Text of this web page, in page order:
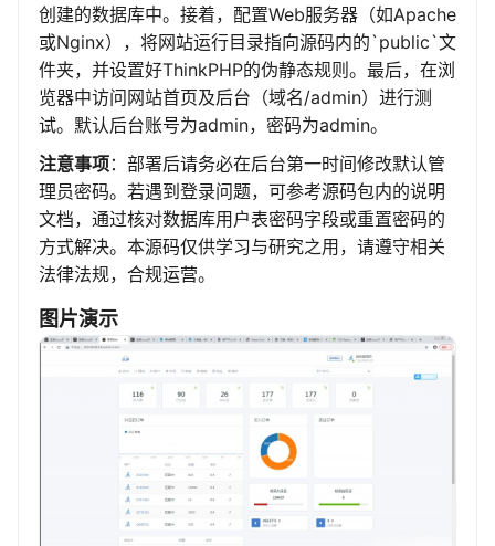
创建的数据库中。接着，配置Web服务器（如Apache
或Nginx），将网站运行目录指向源码内的`public`文
件夹，并设置好ThinkPHP的伪静态规则。最后，在浏
览器中访问网站首页及后台（域名/admin）进行测
试。默认后台账号为admin，密码为admin。
注意事项：部署后请务必在后台第一时间修改默认管
理员密码。若遇到登录问题，可参考源码包内的说明
文档，通过核对数据库用户表密码字段或重置密码的
方式解决。本源码仅供学习与研究之用，请遵守相关
法律法规，合规运营。
图片演示